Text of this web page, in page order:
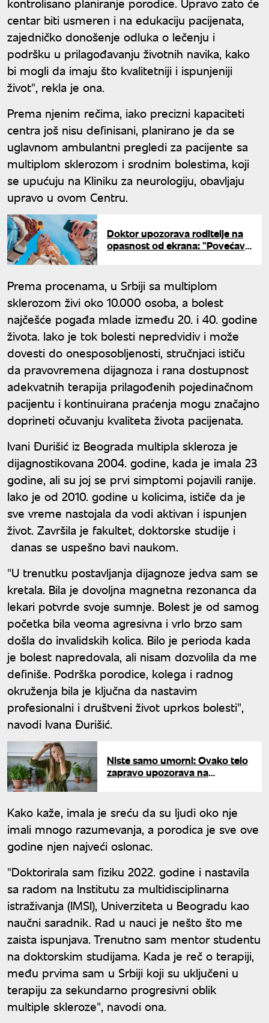
centar biti usmeren i na edukaciju pacijenata,
zajedničko donošenje odluka o lečenju i
podršku u prilagođavanju životnih navika, kako
bi mogli da imaju što kvalitetniji i ispunjeniji
život", rekla je ona.
Prema njenim rečima, iako precizni kapaciteti
centra još nisu definisani, planirano je da se
uglavnom ambulantni pregledi za pacijente sa
multiplom sklerozom i srodnim bolestima, koji
se upućuju na Kliniku za neurologiju, obavljaju
upravo u ovom Centru.
Doktor upozorava roditelje na
opasnost od ekrana: "Povećava
Prema procenama, u Srbiji sa multiplom
sklerozom živi oko 10.000 osoba, a bolest
najčešće pogađa mlade između 20. i 40. godine
života. Iako je tok bolesti nepredvidiv i može
dovesti do onesposobljenosti, stručnjaci ističu
da pravovremena dijagnoza i rana dostupnost
adekvatnih terapija prilagođenih pojedinačnom
pacijentu i kontinuirana praćenja mogu značajno
doprineti očuvanju kvaliteta života pacijenata.
Ivani Đurišić iz Beograda multipla skleroza je
dijagnostikovana 2004. godine, kada je imala 23
godine, ali su joj se prvi simptomi pojavili ranije.
Iako je od 2010. godine u kolicima, ističe da je
sve vreme nastojala da vodi aktivan i ispunjen
život. Završila je fakultet, doktorske studije i
danas se uspešno bavi naukom.
"U trenutku postavljanja dijagnoze jedva sam se
kretala. Bila je dovoljna magnetna rezonanca da
lekari potvrde svoje sumnje. Bolest je od samog
početka bila veoma agresivna i vrlo brzo sam
došla do invalidskih kolica. Bilo je perioda kada
je bolest napredovala, ali nisam dozvolila da me
definiše. Podrška porodice, kolega i radnog
okruženja bila je ključna da nastavim
profesionalni i društveni život uprkos bolesti",
navodi Ivana Đurišić.
Niste samo umorni: Ovako telo
zapravo upozorava na
Kako kaže, imala je sreću da su ljudi oko nje
imali mnogo razumevanja, a porodica je sve ove
godine njen najveći oslonac.
"Doktorirala sam fiziku 2022. godine i nastavila
sa radom na Institutu za multidisciplinarna
istraživanja (IMSI), Univerziteta u Beogradu kao
naučni saradnik. Rad u nauci je nešto što me
zaista ispunjava. Trenutno sam mentor studentu
na doktorskim studijama. Kada je reč o terapiji,
među prvima sam u Srbiji koji su uključeni u
terapiju za sekundarno progresivni oblik
multiple skleroze", navodi ona.